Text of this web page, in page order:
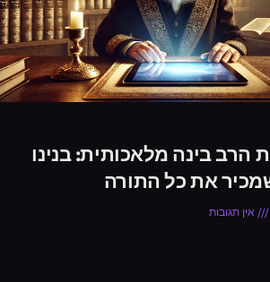
הרב בינה מלאכותית: בנינו
אין תגובות